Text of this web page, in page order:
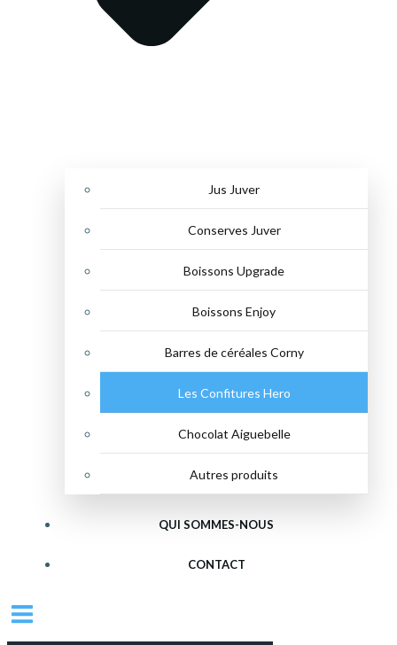
Jus Juver
Conserves Juver
Boissons Upgrade
Boissons Enjoy
Barres de céréales Corny
Les Confitures Hero
Chocolat Aiguebelle
Autres produits
QUI SOMMES-NOUS
CONTACT